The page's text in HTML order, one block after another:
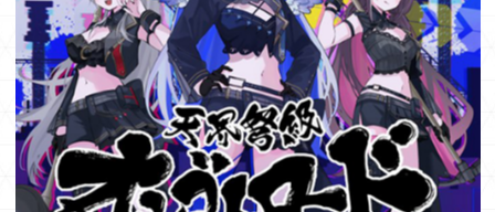
MUSIC
GOODS
SPECIAL
EN